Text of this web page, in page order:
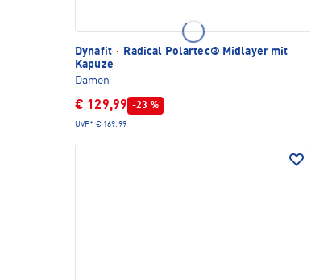
Dynafit ·
Radical Polartec® Midlayer mit
Kapuze
Damen
€ 129,99 -23 %
UVP* € 169,99